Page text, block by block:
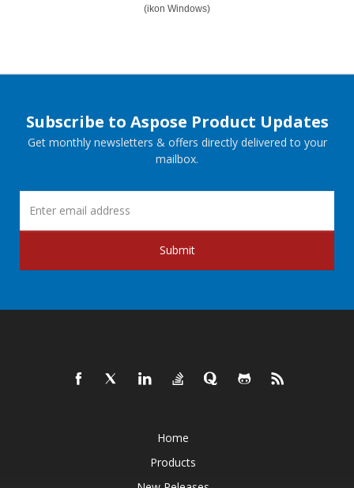
(ikon Windows)
Subscribe to Aspose Product Updates
Get monthly newsletters & offers directly delivered to your
mailbox.
Submit
Home
Products